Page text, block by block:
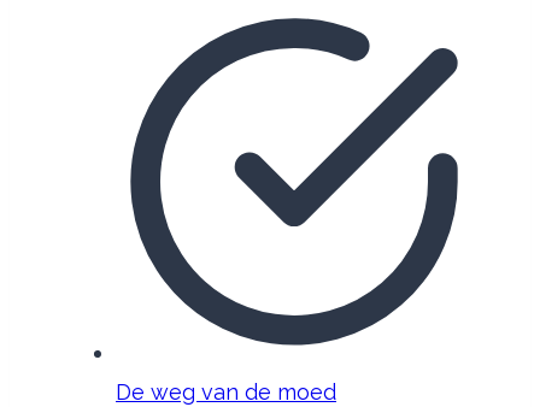
De weg van de moed